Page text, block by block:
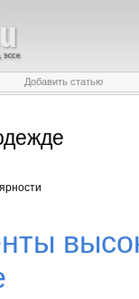
Добавить статью